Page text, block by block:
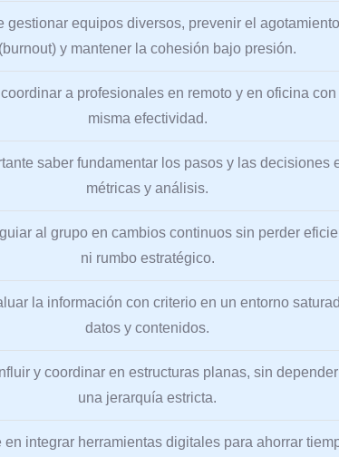
gestionar equipos diversos, prevenir el agotamiento
(burnout) y mantener la cohesión bajo presión.
a profesionales en remoto y en oficina con
misma efectividad.
saber fundamentar los pasos y las decisiones
métricas y análisis.
al grupo en cambios continuos sin perder
ni rumbo estratégico.
la información con criterio en un entorno
datos y contenidos.
y coordinar en estructuras planas, sin
una jerarquía estricta.
en integrar herramientas digitales para ahorrar